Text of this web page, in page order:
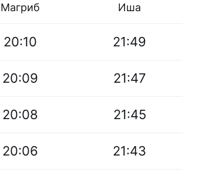
Магриб Иша
20:10 21:49
20:09 21:47
20:08 21:45
20:06 21:43